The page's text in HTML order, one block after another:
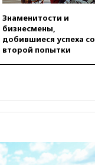
Знаменитости и
бизнесмены,
добившиеся успеха со
второй попытки